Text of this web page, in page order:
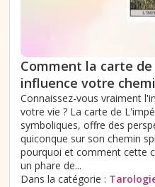
Comment la carte de
influence votre
Connaissez-vous vraiment
votre vie ? La carte de
symboliques, offre des
quiconque sur son chemin
pourquoi et comment cette
un phare de...
Dans la catégorie :